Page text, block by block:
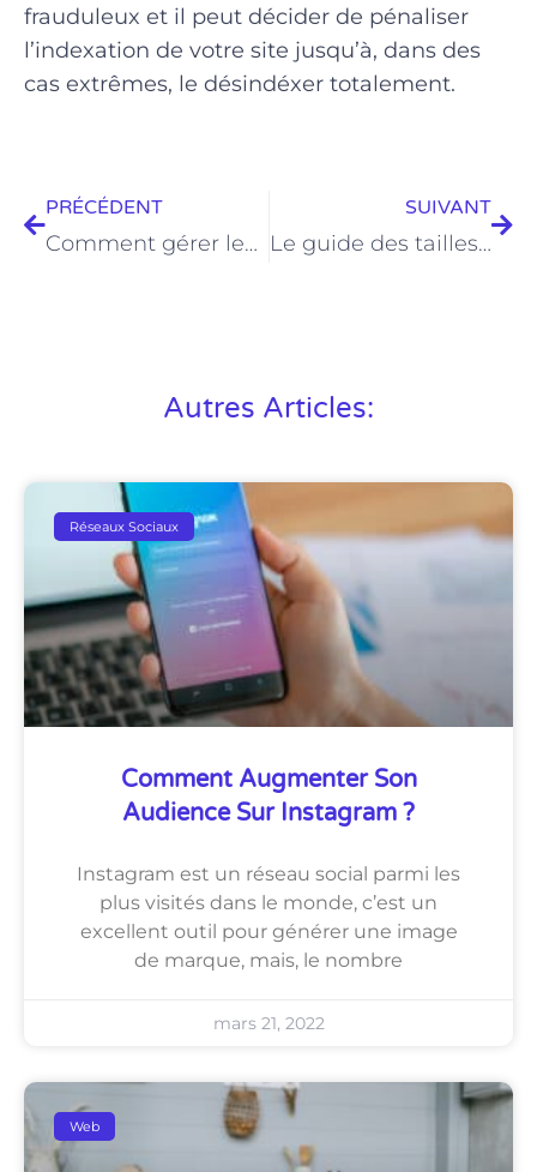
frauduleux et il peut décider de pénaliser
l’indexation de votre site jusqu’à, dans des
cas extrêmes, le désindéxer totalement.
PRÉCÉDENT
Comment gérer les avis négatifs sur Google ?
SUIVANT
Le guide des tailles d’images pour les réseaux sociaux
Autres Articles:
Réseaux Sociaux
Comment Augmenter Son
Audience Sur Instagram ?
Instagram est un réseau social parmi les
plus visités dans le monde, c’est un
excellent outil pour générer une image
de marque, mais, le nombre
mars 21, 2022
Web